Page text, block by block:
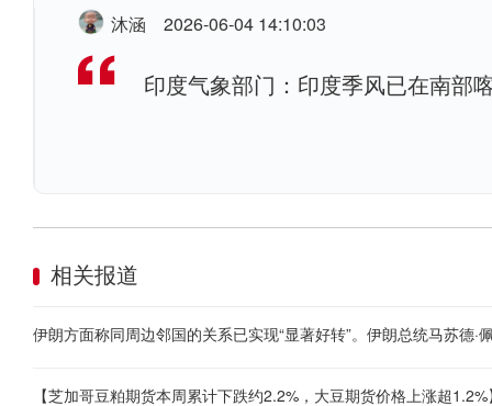
沐涵 2026-06-04 14:10:03
印度气象部门：印度季风已在南部
相关报道